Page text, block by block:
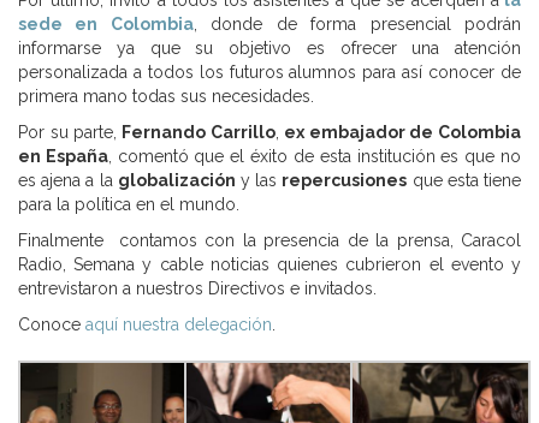
sede en Colombia, donde de forma presencial podrán
informarse ya que su objetivo es ofrecer una atención
personalizada a todos los futuros alumnos para así conocer de
primera mano todas sus necesidades.
Por su parte, Fernando Carrillo, ex embajador de Colombia
en España, comentó que el éxito de esta institución es que no
es ajena a la globalización y las repercusiones que esta tiene
para la política en el mundo.
Finalmente contamos con la presencia de la prensa, Caracol
Radio, Semana y cable noticias quienes cubrieron el evento y
entrevistaron a nuestros Directivos e invitados.
Conoce aquí nuestra delegación.